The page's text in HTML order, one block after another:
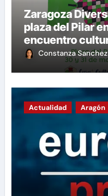
Zaragoza
plaza del Pilar
encuentro
Constanza
Actualidad Aragón